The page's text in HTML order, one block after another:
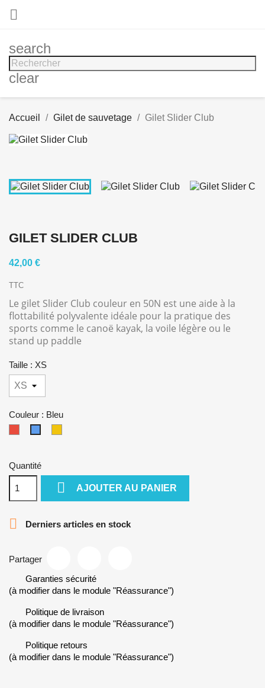

search
clear
Accueil Gilet de sauvetage Gilet Slider Club
GILET SLIDER CLUB
42,00 €
TTC
Le gilet Slider Club couleur en 50N est une aide à la
flottabilité polyvalente idéale pour la pratique des
sports comme le canoë kayak, la voile légère ou le
stand up paddle
Taille : XS
Couleur : Bleu
Quantité
 AJOUTER AU PANIER
 Derniers articles en stock
Partager
Garanties sécurité
(à modifier dans le module "Réassurance")
Politique de livraison
(à modifier dans le module "Réassurance")
Politique retours
(à modifier dans le module "Réassurance")